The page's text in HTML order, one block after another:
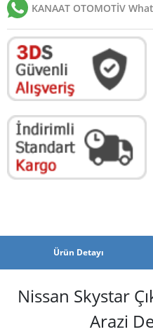
KANAAT OTOMOTİV
Ürün Detayı
Nissan Skystar
Arazi